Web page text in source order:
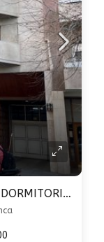
PISO EN VENTA IMPECABLE DE 4 DORMITORIOS CON 2 COCHERAS MITRE AL 100 U$S 280.000